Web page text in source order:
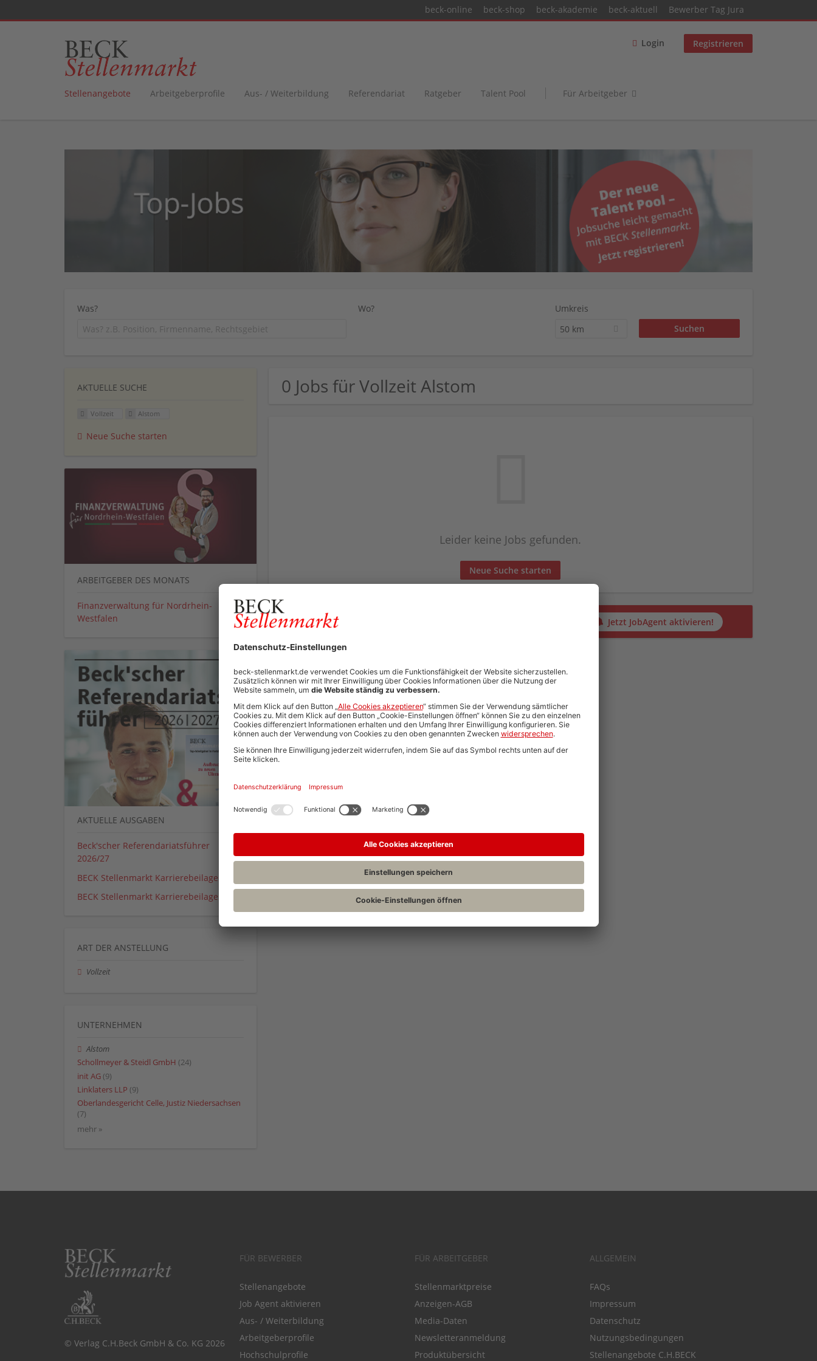
beck-online beck-shop beck-akademie beck-aktuell Bewerber Tag Jura
Login Registrieren
Stellenangebote Arbeitgeberprofile Aus- / Weiterbildung Referendariat Ratgeber Talent Pool Für Arbeitgeber
Was? Wo?
Umkreis
50 km
0 Jobs für Vollzeit Alstom
Leider keine Jobs gefunden.
Neue Suche starten
Automatisch neue Jobs und Karriere-Updates per E-Mail erhalten? Jetzt JobAgent aktivieren!
AKTUELLE SUCHE
Vollzeit Alstom
Neue Suche starten
ARBEITGEBER DES MONATS
Finanzverwaltung für Nordrhein-
Westfalen
AKTUELLE AUSGABEN
Beck'scher Referendariatsführer
2026/27
BECK Stellenmarkt Karrierebeilage 01_26
BECK Stellenmarkt Karrierebeilage 02_26
ART DER ANSTELLUNG
Vollzeit
UNTERNEHMEN
Alstom
Schollmeyer & Steidl GmbH (24)
init AG (9)
Linklaters LLP (9)
Oberlandesgericht Celle, Justiz Niedersachsen
(7)
mehr »
© Verlag C.H.Beck GmbH & Co. KG 2026
FÜR BEWERBER
Stellenangebote
Job Agent aktivieren
Aus- / Weiterbildung
Arbeitgeberprofile
Hochschulprofile
FÜR ARBEITGEBER
Stellenmarktpreise
Anzeigen-AGB
Media-Daten
Newsletteranmeldung
Produktübersicht
ALLGEMEIN
FAQs
Impressum
Datenschutz
Nutzungsbedingungen
Stellenangebote C.H.BECK